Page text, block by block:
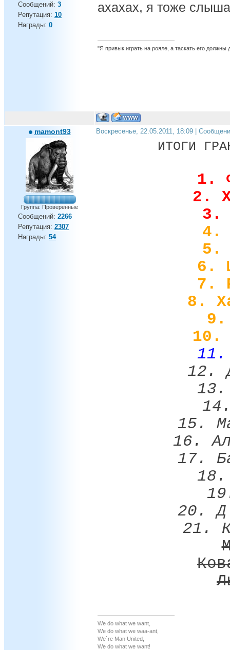
Сообщений: 3
Репутация: 10
Награды: 0
ахахах, я тоже
"Я привык играть на рояле, а таскать его
mamont93
Группа: Проверенные
Сообщений: 2266
Репутация: 2307
Награды: 54
Воскресенье, 22.05.2011, 18:09 |
ИТОГИ
1.
2.
3.
4.
5.
6.
7.
8.
9.
10.
11.
12.
13.
15.
16.
17.
18.
20.
21.
We do what we want,
We do what we waa-ant,
We`re Man United,
We do what we want!